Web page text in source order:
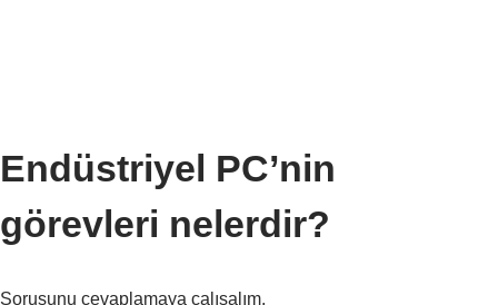
Endüstriyel PC’nin
görevleri nelerdir?
Sorusunu cevaplamaya çalışalım.